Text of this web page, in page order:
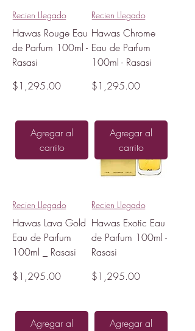
Recien Llegado
Hawas Rouge Eau
de Parfum 100ml -
Rasasi
Precio
$1,295.00
Recien Llegado
Hawas Chrome
Eau de Parfum
100ml - Rasasi
Precio
$1,295.00
Agregar al
carrito
Recien Llegado
Hawas Lava Gold
Eau de Parfum
100ml _ Rasasi
Precio
$1,295.00
Agregar al
carrito
Recien Llegado
Hawas Exotic Eau
de Parfum 100ml -
Rasasi
Precio
$1,295.00
Agregar al
Agregar al